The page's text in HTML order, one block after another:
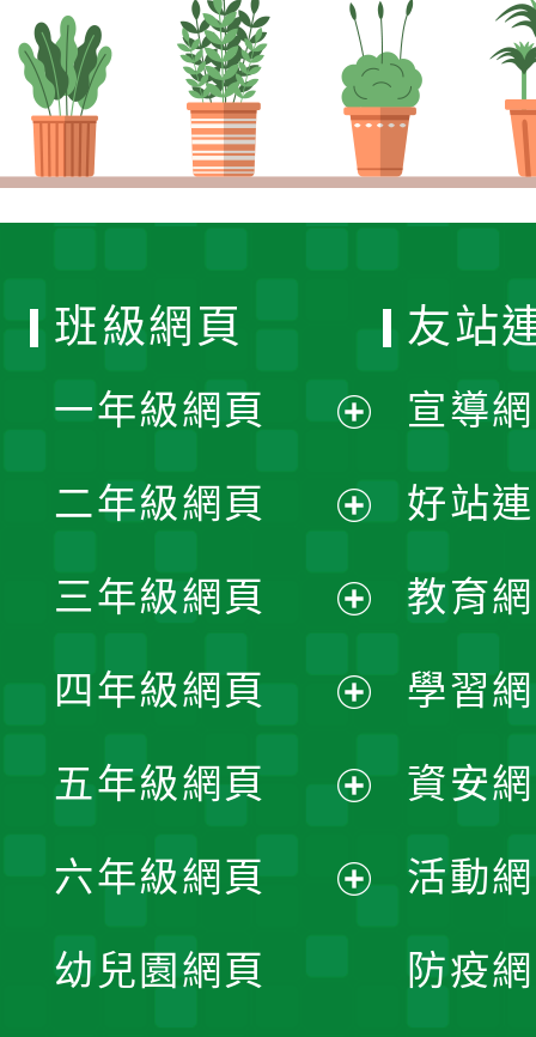
班級網頁
一年級網頁
開
選
單
二年級網頁
開
選
單
三年級網頁
開
選
單
四年級網頁
開
選
五年級網頁
開
六年級網頁
幼兒園網頁
友站
宣導
好站
教育
學習
資安
活動
防疫